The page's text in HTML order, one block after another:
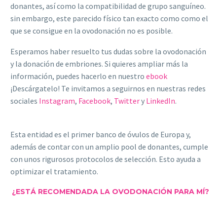
donantes, así como la compatibilidad de grupo sanguíneo.
sin embargo, este parecido físico tan exacto como como el
que se consigue en la ovodonación no es posible.
Esperamos haber resuelto tus dudas sobre la ovodonación
y la donación de embriones. Si quieres ampliar más la
información, puedes hacerlo en nuestro ebook
¡Descárgatelo! Te invitamos a seguirnos en nuestras redes
sociales Instagram, Facebook, Twittery LinkedIn.
Esta entidad es el primer banco de óvulos de Europa y,
además de contar con un amplio pool de donantes, cumple
con unos rigurosos protocolos de selección. Esto ayuda a
optimizar el tratamiento.
¿ESTÁ RECOMENDADA LA OVODONACIÓN PARA MÍ?